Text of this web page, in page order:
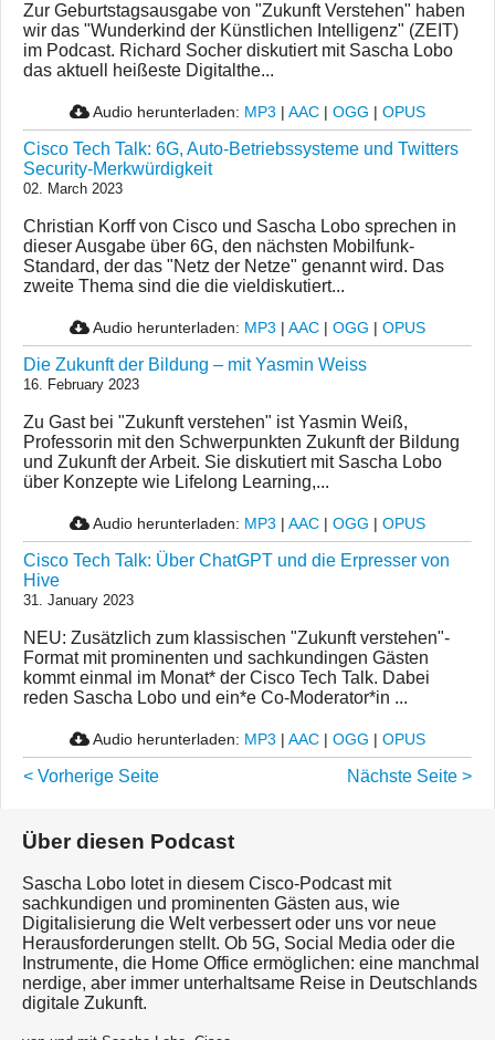
Zur Geburtstagsausgabe von "Zukunft Verstehen" haben
wir das "Wunderkind der Künstlichen Intelligenz" (ZEIT)
im Podcast. Richard Socher diskutiert mit Sascha Lobo
das aktuell heißeste Digitalthe...
Audio herunterladen: MP3 | AAC | OGG | OPUS
Cisco Tech Talk: 6G, Auto-Betriebssysteme und Twitters
Security-Merkwürdigkeit
02. March 2023
Christian Korff von Cisco und Sascha Lobo sprechen in
dieser Ausgabe über 6G, den nächsten Mobilfunk-
Standard, der das "Netz der Netze" genannt wird. Das
zweite Thema sind die die vieldiskutiert...
Audio herunterladen: MP3 | AAC | OGG | OPUS
Die Zukunft der Bildung – mit Yasmin Weiss
16. February 2023
Zu Gast bei "Zukunft verstehen" ist Yasmin Weiß,
Professorin mit den Schwerpunkten Zukunft der Bildung
und Zukunft der Arbeit. Sie diskutiert mit Sascha Lobo
über Konzepte wie Lifelong Learning,...
Audio herunterladen: MP3 | AAC | OGG | OPUS
Cisco Tech Talk: Über ChatGPT und die Erpresser von
Hive
31. January 2023
NEU: Zusätzlich zum klassischen "Zukunft verstehen"-
Format mit prominenten und sachkundingen Gästen
kommt einmal im Monat* der Cisco Tech Talk. Dabei
reden Sascha Lobo und ein*e Co-Moderator*in ...
Audio herunterladen: MP3 | AAC | OGG | OPUS
< Vorherige Seite Nächste Seite >
Über diesen Podcast
Sascha Lobo lotet in diesem Cisco-Podcast mit
sachkundigen und prominenten Gästen aus, wie
Digitalisierung die Welt verbessert oder uns vor neue
Herausforderungen stellt. Ob 5G, Social Media oder die
Instrumente, die Home Office ermöglichen: eine manchmal
nerdige, aber immer unterhaltsame Reise in Deutschlands
digitale Zukunft.